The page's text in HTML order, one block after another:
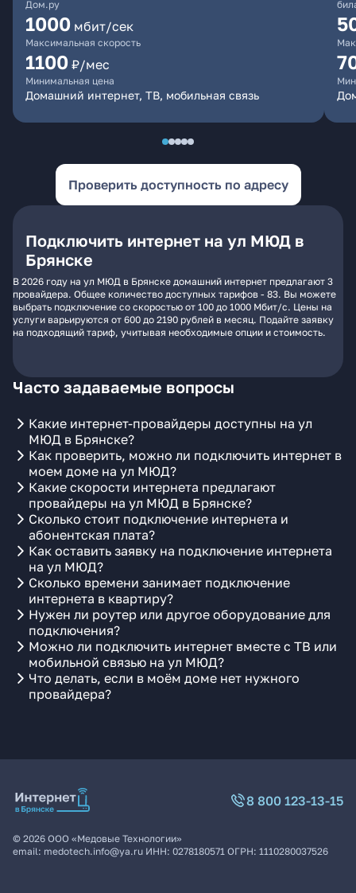
Дом.ру
1000 мбит/сек
Максимальная скорость
1100 ₽/мес
Минимальная цена
Домашний интернет, ТВ, мобильная связь
Проверить доступность по адресу
Подключить интернет на ул МЮД в
Брянске
В 2026 году на ул МЮД в Брянске домашний интернет предлагают 3
провайдера. Общее количество доступных тарифов - 83. Вы можете
выбрать подключение со скоростью от 100 до 1000 Мбит/с. Цены на
услуги варьируются от 600 до 2190 рублей в месяц. Подайте заявку
на подходящий тариф, учитывая необходимые опции и стоимость.
Часто задаваемые вопросы
Какие интернет-провайдеры доступны на ул
МЮД в Брянске?
Как проверить, можно ли подключить интернет в
моем доме на ул МЮД?
Какие скорости интернета предлагают
провайдеры на ул МЮД в Брянске?
Сколько стоит подключение интернета и
абонентская плата?
Как оставить заявку на подключение интернета
на ул МЮД?
Сколько времени занимает подключение
интернета в квартиру?
Нужен ли роутер или другое оборудование для
подключения?
Можно ли подключить интернет вместе с ТВ или
мобильной связью на ул МЮД?
Что делать, если в моём доме нет нужного
провайдера?
8 800 123-13-15
© 2026 ООО «Медовые Технологии»
email: medotech.info@ya.ru ИНН: 0278180571 ОГРН: 1110280037526